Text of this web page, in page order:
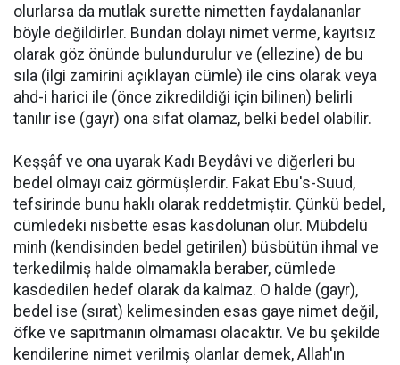
olurlarsa da mutlak surette nimetten faydalananlar
böyle değildirler. Bundan dolayı nimet verme, kayıtsız
olarak göz önünde bulundurulur ve (ellezine) de bu
sıla (ilgi zamirini açıklayan cümle) ile cins olarak veya
ahd-i harici ile (önce zikredildiği için bilinen) belirli
tanılır ise (gayr) ona sıfat olamaz, belki bedel olabilir.
Keşşâf ve ona uyarak Kadı Beydâvi ve diğerleri bu
bedel olmayı caiz görmüşlerdir. Fakat Ebu's-Suud,
tefsirinde bunu haklı olarak reddetmiştir. Çünkü bedel,
cümledeki nisbette esas kasdolunan olur. Mübdelü
minh (kendisinden bedel getirilen) büsbütün ihmal ve
terkedilmiş halde olmamakla beraber, cümlede
kasdedilen hedef olarak da kalmaz. O halde (gayr),
bedel ise (sırat) kelimesinden esas gaye nimet değil,
öfke ve sapıtmanın olmaması olacaktır. Ve bu şekilde
kendilerine nimet verilmiş olanlar demek, Allah'ın